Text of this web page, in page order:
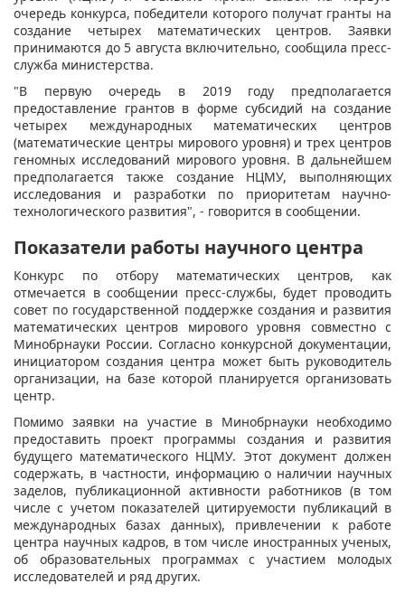
очередь конкурса, победители которого получат гранты на
создание четырех математических центров. Заявки
принимаются до 5 августа включительно, сообщила пресс-
служба министерства.
"В первую очередь в 2019 году предполагается
предоставление грантов в форме субсидий на создание
четырех международных математических центров
(математические центры мирового уровня) и трех центров
геномных исследований мирового уровня. В дальнейшем
предполагается также создание НЦМУ, выполняющих
исследования и разработки по приоритетам научно-
технологического развития", - говорится в сообщении.
Показатели работы научного центра
Конкурс по отбору математических центров, как
отмечается в сообщении пресс-службы, будет проводить
совет по государственной поддержке создания и развития
математических центров мирового уровня совместно с
Минобрнауки России. Согласно конкурсной документации,
инициатором создания центра может быть руководитель
организации, на базе которой планируется организовать
центр.
Помимо заявки на участие в Минобрнауки необходимо
предоставить проект программы создания и развития
будущего математического НЦМУ. Этот документ должен
содержать, в частности, информацию о наличии научных
заделов, публикационной активности работников (в том
числе с учетом показателей цитируемости публикаций в
международных базах данных), привлечении к работе
центра научных кадров, в том числе иностранных ученых,
об образовательных программах с участием молодых
исследователей и ряд других.